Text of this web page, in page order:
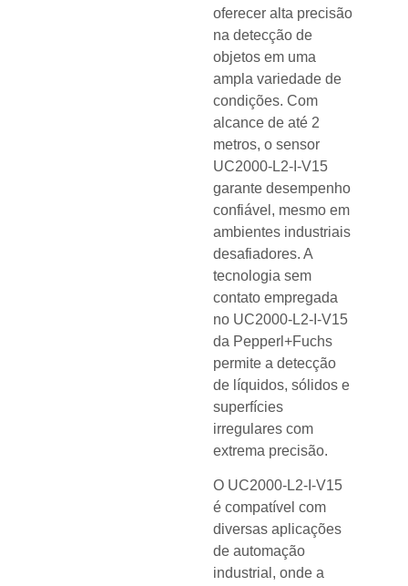
oferecer alta precisão
na detecção de
objetos em uma
ampla variedade de
condições. Com
alcance de até 2
metros, o sensor
UC2000-L2-I-V15
garante desempenho
confiável, mesmo em
ambientes industriais
desafiadores. A
tecnologia sem
contato empregada
no UC2000-L2-I-V15
da Pepperl+Fuchs
permite a detecção
de líquidos, sólidos e
superfícies
irregulares com
extrema precisão.
O UC2000-L2-I-V15
é compatível com
diversas aplicações
de automação
industrial, onde a